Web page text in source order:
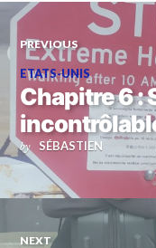
PREVIOUS
ETATS-UNIS
Chapitre 6 :
by SÉBASTIEN
NEXT